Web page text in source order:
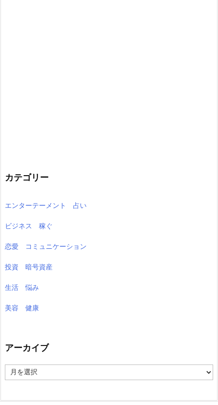
カテゴリー
エンターテーメント 占い
ビジネス 稼ぐ
恋愛 コミュニケーション
投資 暗号資産
生活 悩み
美容 健康
アーカイブ
ー